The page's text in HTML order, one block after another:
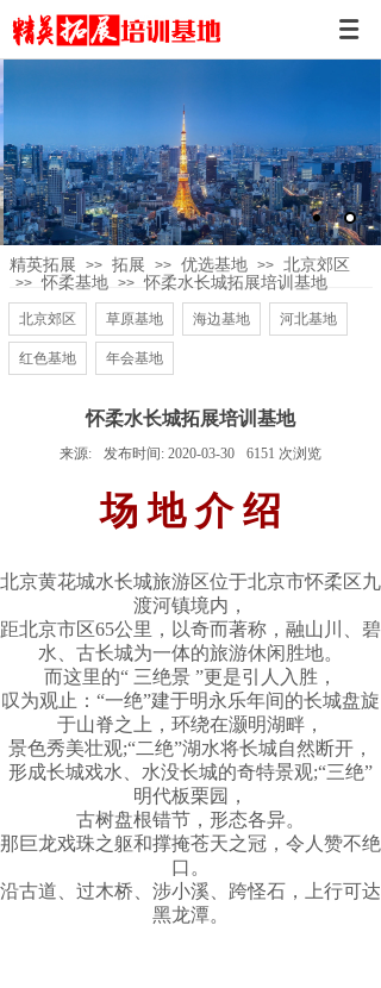
精英拓展 >> 拓展 >> 优选基地 >> 北京郊区
>> 怀柔基地 >> 怀柔水长城拓展培训基地
北京郊区 草原基地 海边基地 河北基地
红色基地 年会基地
怀柔水长城拓展培训基地
来源: 发布时间: 2020-03-30 6151 次浏览
场 地 介 绍
北京黄花城水长城旅游区位于北京市怀柔区九
渡河镇境内，
距北京市区65公里，以奇而著称，融山川、碧
水、古长城为一体的旅游休闲胜地。
而这里的“ 三绝景 ”更是引人入胜，
叹为观止：“一绝”建于明永乐年间的长城盘旋
于山脊之上，环绕在灏明湖畔，
景色秀美壮观;“二绝”湖水将长城自然断开，
形成长城戏水、水没长城的奇特景观;“三绝”
明代板栗园，
古树盘根错节，形态各异。
那巨龙戏珠之躯和撑掩苍天之冠， 令人赞不绝
口。
沿古道、过木桥、涉小溪、跨怪石，上行可达
黑龙潭。